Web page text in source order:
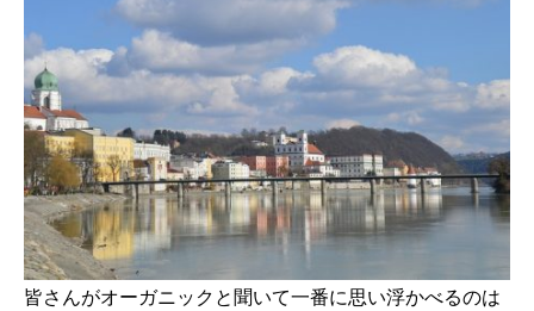
皆さんがオーガニックと聞いて一番に思い浮かべるのは